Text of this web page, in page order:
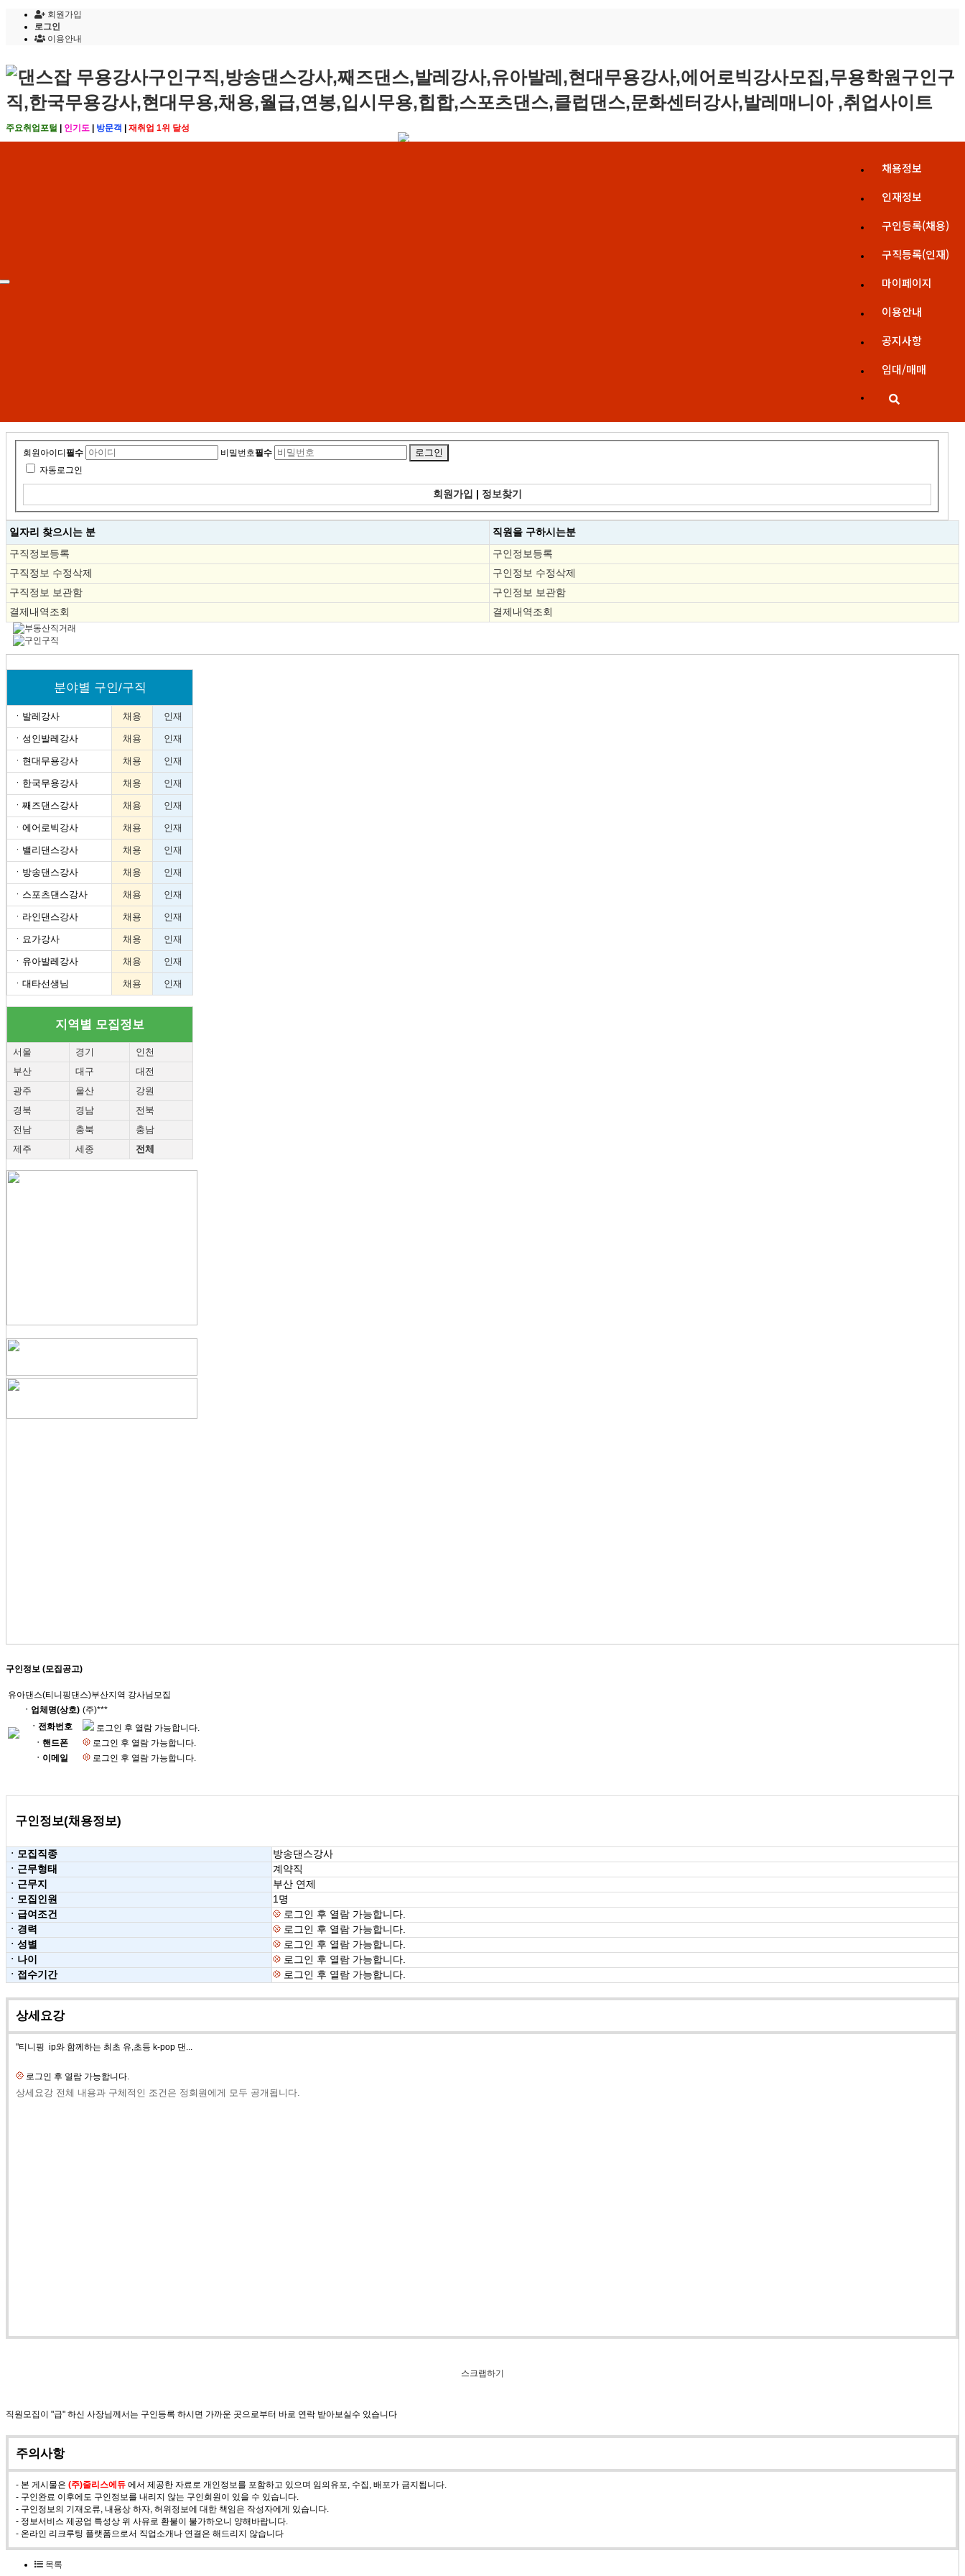
회원가입
로그인
이용안내
주요취업포털 인기도 방문객 재취업 1위 달성
채용정보
인재정보
구인등록(채용)
구직등록(인재)
마이페이지
이용안내
공지사항
임대/매매
회원아이디 필수 비밀번호필수
자동로그인
회원가입 | 정보찾기
일자리 찾으시는 분 직원을 구하시는분
구직정보등록
구인정보등록
구직정보 수정삭제
구인정보 수정삭제
구직정보 보관함
구인정보 보관함
결제내역조회
결제내역조회
분야별 구인/구직
ㆍ 발레강사 채용 인재
ㆍ 성인발레강사 채용 인재
ㆍ 현대무용강사 채용 인재
ㆍ 한국무용강사 채용 인재
ㆍ 째즈댄스강사 채용 인재
ㆍ 에어로빅강사 채용 인재
ㆍ 밸리댄스강사 채용 인재
ㆍ 방송댄스강사 채용 인재
ㆍ 스포츠댄스강사 채용 인재
ㆍ 라인댄스강사 채용 인재
ㆍ 요가강사 채용 인재
ㆍ 유아발레강사 채용 인재
ㆍ 대타선생님 채용 인재
지역별 모집정보
서울 경기
인천
부산
대구
대전
광주
울산
강원
경북
경남
전북
전남
충북
충남
제주
세종 전체
구인정보 (모집공고)
유아댄스(티니핑댄스)부산지역 강사님모집
ㆍ업체명(상호) (주)***
ㆍ전화번호
로그인 후 열람 가능합니다.
ㆍ핸드폰
로그인 후 열람 가능합니다.
ㆍ이메일
로그인 후 열람 가능합니다.
구인정보(채용정보)
ㆍ모집직종
방송댄스강사
ㆍ근무형태
계약직
ㆍ근무지
부산 연제
ㆍ모집인원
1명
ㆍ급여조건
로그인 후 열람 가능합니다.
ㆍ경력
로그인 후 열람 가능합니다.
ㆍ성별
로그인 후 열람 가능합니다.
ㆍ나이
로그인 후 열람 가능합니다.
ㆍ접수기간
로그인 후 열람 가능합니다.
상세요강
"티니핑 ip와 함께하는 최초 유,초등 k-pop 댄...
로그인 후 열람 가능합니다.
상세요강 전체 내용과 구체적인 조건은 정회원에게 모두 공개됩니다.
스크랩하기
직원모집이 "급" 하신 사장님께서는 구인등록 하시면 가까운 곳으로부터 바로 연락 받아보실수 있습니다
주의사항
- 본 게시물은 (주)줄리스에듀 에서 제공한 자료로 개인정보를 포함하고 있으며 임의유포, 수집, 배포가 금지됩니다.
- 구인완료 이후에도 구인정보를 내리지 않는 구인회원이 있을 수 있습니다.
- 구인정보의 기재오류, 내용상 하자, 허위정보에 대한 책임은 작성자에게 있습니다.
- 정보서비스 제공업 특성상 위 사유로 환불이 불가하오니 양해바랍니다.
- 온라인 리크루팅 플랫폼으로서 직업소개나 연결은 해드리지 않습니다
목록